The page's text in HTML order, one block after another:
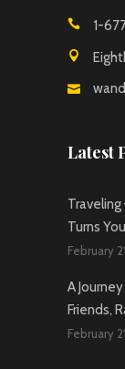
1-
Latest
Turns
February
A
Friends,
February